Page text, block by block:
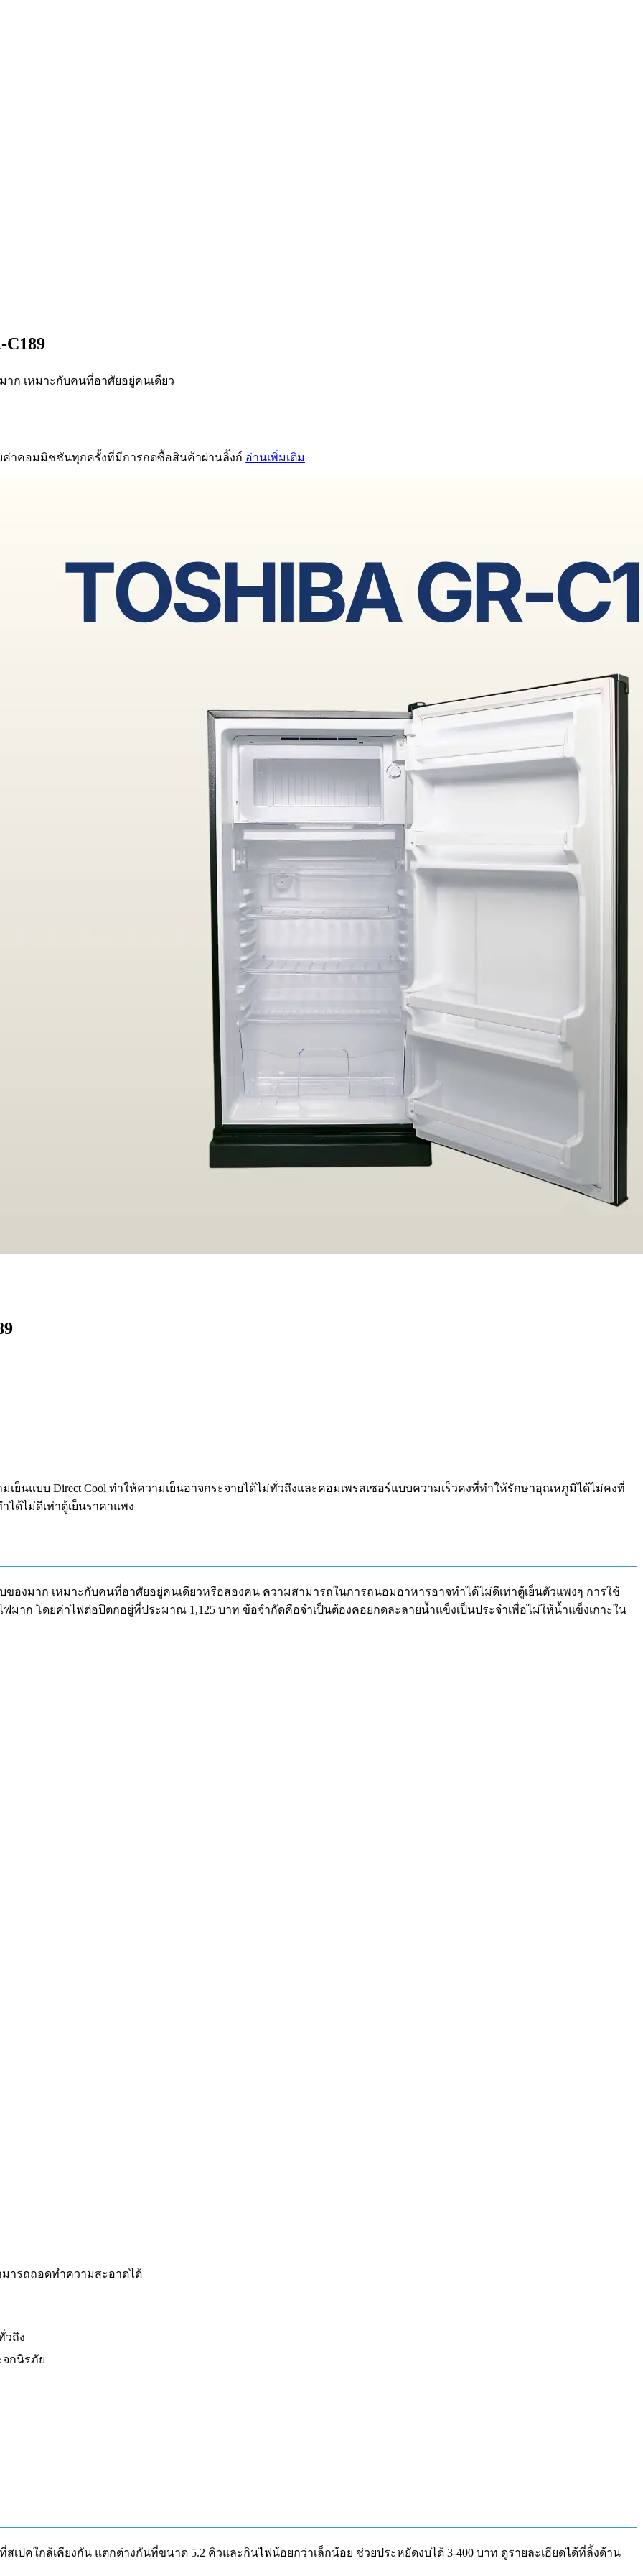
C189
ก เหมาะกับคนที่อาศัยอยู่คนเดียว
ค่าคอมมิชชันทุกครั้งที่มีการกดซื้อสินค้าผ่านลิ้งก์ อ่านเพิ่มเติม
ย็นแบบ Direct Cool ทำให้ความเย็นอาจกระจายได้ไม่ทั่วถึงและคอมเพรสเซอร์แบบความเร็วคงที่ทำให้รักษาอุณหภูมิได้ไม่คงที่
ได้ไม่ดีเท่าตู้เย็นราคาแพง
บของมาก เหมาะกับคนที่อาศัยอยู่คนเดียวหรือสองคน ความสามารถในการถนอมอาหารอาจทำได้ไม่ดีเท่าตู้เย็นตัวแพงๆ การใช้
าก โดยค่าไฟต่อปีตกอยู่ที่ประมาณ 1,125 บาท ข้อจำกัดคือจำเป็นต้องคอยกดละลายน้ำแข็งเป็นประจำเพื่อไม่ให้น้ำแข็งเกาะใน
ารถถอดทำความสะอาดได้
วถึง
กนิรภัย
เปคใกล้เคียงกัน แตกต่างกันที่ขนาด 5.2 คิวและกินไฟน้อยกว่าเล็กน้อย ช่วยประหยัดงบได้ 3-400 บาท ดูรายละเอียดได้ที่ลิ้งด้าน